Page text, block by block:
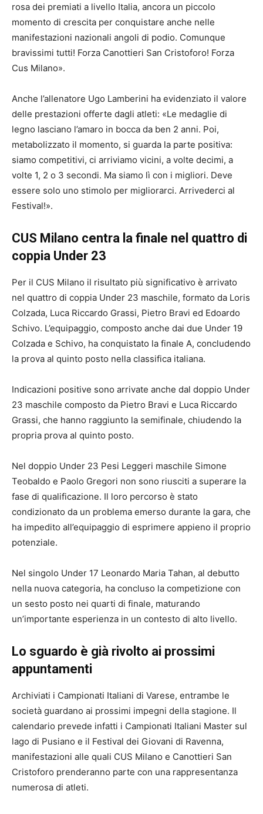
rosa dei premiati a livello Italia, ancora un piccolo
momento di crescita per conquistare anche nelle
manifestazioni nazionali angoli di podio. Comunque
bravissimi tutti! Forza Canottieri San Cristoforo! Forza
Cus Milano».
Anche l’allenatore Ugo Lamberini ha evidenziato il valore
delle prestazioni offerte dagli atleti: «Le medaglie di
legno lasciano l’amaro in bocca da ben 2 anni. Poi,
metabolizzato il momento, si guarda la parte positiva:
siamo competitivi, ci arriviamo vicini, a volte decimi, a
volte 1, 2 o 3 secondi. Ma siamo lì con i migliori. Deve
essere solo uno stimolo per migliorarci. Arrivederci al
Festival!».
CUS Milano centra la finale nel quattro di
coppia Under 23
Per il CUS Milano il risultato più significativo è arrivato
nel quattro di coppia Under 23 maschile, formato da Loris
Colzada, Luca Riccardo Grassi, Pietro Bravi ed Edoardo
Schivo. L’equipaggio, composto anche dai due Under 19
Colzada e Schivo, ha conquistato la finale A, concludendo
la prova al quinto posto nella classifica italiana.
Indicazioni positive sono arrivate anche dal doppio Under
23 maschile composto da Pietro Bravi e Luca Riccardo
Grassi, che hanno raggiunto la semifinale, chiudendo la
propria prova al quinto posto.
Nel doppio Under 23 Pesi Leggeri maschile Simone
Teobaldo e Paolo Gregori non sono riusciti a superare la
fase di qualificazione. Il loro percorso è stato
condizionato da un problema emerso durante la gara, che
ha impedito all’equipaggio di esprimere appieno il proprio
potenziale.
Nel singolo Under 17 Leonardo Maria Tahan, al debutto
nella nuova categoria, ha concluso la competizione con
un sesto posto nei quarti di finale, maturando
un’importante esperienza in un contesto di alto livello.
Lo sguardo è già rivolto ai prossimi
appuntamenti
Archiviati i Campionati Italiani di Varese, entrambe le
società guardano ai prossimi impegni della stagione. Il
calendario prevede infatti i Campionati Italiani Master sul
lago di Pusiano e il Festival dei Giovani di Ravenna,
manifestazioni alle quali CUS Milano e Canottieri San
Cristoforo prenderanno parte con una rappresentanza
numerosa di atleti.